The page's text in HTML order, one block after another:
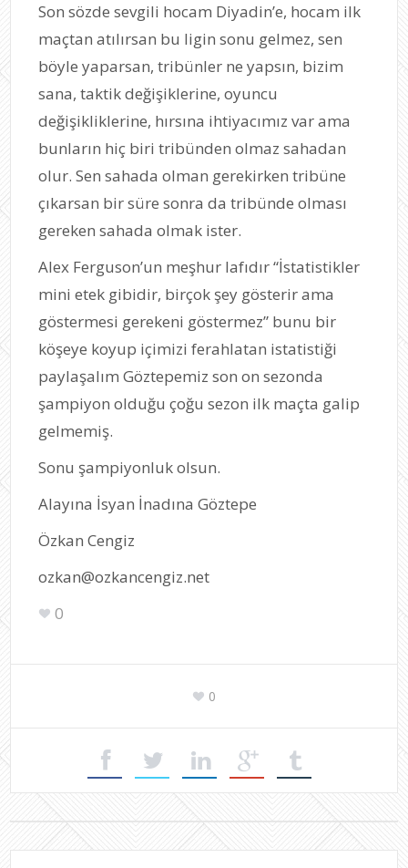
Son sözde sevgili hocam Diyadin’e, hocam ilk
maçtan atılırsan bu ligin sonu gelmez, sen
böyle yaparsan, tribünler ne yapsın, bizim
sana, taktik değişiklerine, oyuncu
değişikliklerine, hırsına ihtiyacımız var ama
bunların hiç biri tribünden olmaz sahadan
olur. Sen sahada olman gerekirken tribüne
çıkarsan bir süre sonra da tribünde olması
gereken sahada olmak ister.
Alex Ferguson’un meşhur lafıdır “İstatistikler
mini etek gibidir, birçok şey gösterir ama
göstermesi gerekeni göstermez” bunu bir
köşeye koyup içimizi ferahlatan istatistiği
paylaşalım Göztepemiz son on sezonda
şampiyon olduğu çoğu sezon ilk maçta galip
gelmemiş.
Sonu şampiyonluk olsun.
Alayına İsyan İnadına Göztepe
Özkan Cengiz
ozkan@ozkancengiz.net
0
0